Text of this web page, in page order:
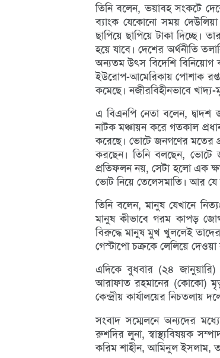
তিনি বলেন, ভয়াবহ সংকটে
ব্যাংক যেকোনো সময়
ছাপিয়ে ছাপিয়ে টাকা দিচ্ছে।
হয়ে যাবে। দেশের অর্থনীতি
অন্যতম উৎস বিদেশি বিনিয়োগ
ইউরোপ-আমেরিকায় পোশাক
কমেছে। নজীরবিহীনভাবে
এ বিএনপি নেতা বলেন, দ্বাদশ
নাটক মঞ্চায়ন করে গতকাল
করেছে। ভোটে জনগণের মতের
করছেন। তিনি বলছেন, ভোটে
প্রতিফলন নয়, সেটা হলো এক
ভোট নিয়ে তেলেসমাতি। আর
তিনি বলেন, মানুষ যেখানে
মানুষ কীভাবে গরম কাপড়
বিরুদ্ধে মানুষ মুখ খুললেই
গেস্টাপো চক্রকে লেলিয়ে দেওয়া
এদিকে বুধবার (২৪
আরাফাত রহমানের (কোকো)
কেন্দ্রীয় কার্যালয়ের নিচতলায়
সংবাদ সম্মেলনে অন্যদের
রুশদির লুনা, স্বাস্থ্যবিষয়ক
করিম শাহীন, আমিনুল ইসলাম,